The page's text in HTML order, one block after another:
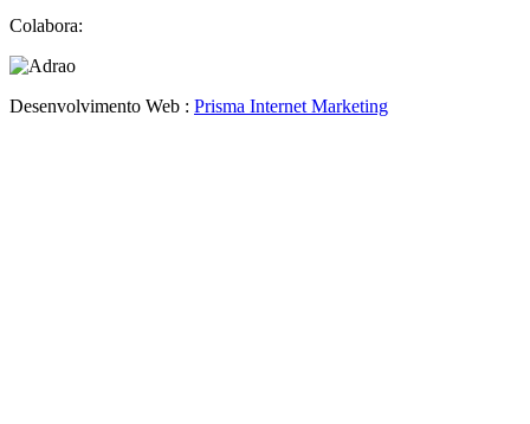
Colabora:
Desenvolvimento Web : Prisma Internet Marketing